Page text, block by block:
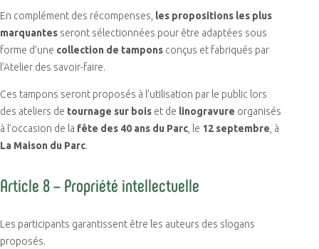
En complément des récompenses, les propositions les plus
marquantes seront sélectionnées pour être adaptées sous
forme d’une collection de tampons conçus et fabriqués par
l’Atelier des savoir-faire.
Ces tampons seront proposés à l’utilisation par le public lors
des ateliers de tournage sur bois et de linogravure organisés
à l’occasion de la fête des 40 ans du Parc , le 12 septembre , à
La Maison du Parc.
Article 8 – Propriété intellectuelle
Les participants garantissent être les auteurs des slogans
proposés.